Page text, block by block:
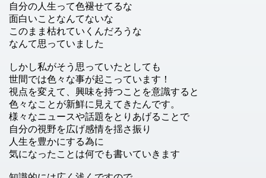
自分の人生って色褪せてるな
面白いことなんてないな
このまま枯れていくんだろうな
なんて思っていました
しかし私がそう思っていたとしても
世間では色々な事が起こっています！
視点を変えて、興味を持つことを意識すると
色々なことが新鮮に見えてきたんです。
様々なニュースや話題をとりあげることで
自分の視野を広げ感情を揺さ振り
人生を豊かにする為に
気になったことは何でも書いていきます